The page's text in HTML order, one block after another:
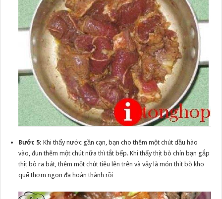
Bước 5: Khi thấy nước gần cạn, bạn cho thêm một chút dầu hào
vào, đun thêm một chút nữa thì tắt bếp. Khi thấy thịt bò chín bạn gắp
thịt bò ra bát, thêm một chút tiêu lên trên và vậy là món thịt bò kho
quế thơm ngon đã hoàn thành rồi